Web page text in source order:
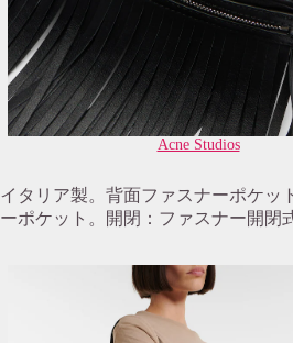
Acne Studios
イタリア製。背面ファスナーポケッ
ーポケット。開閉：ファスナー開閉